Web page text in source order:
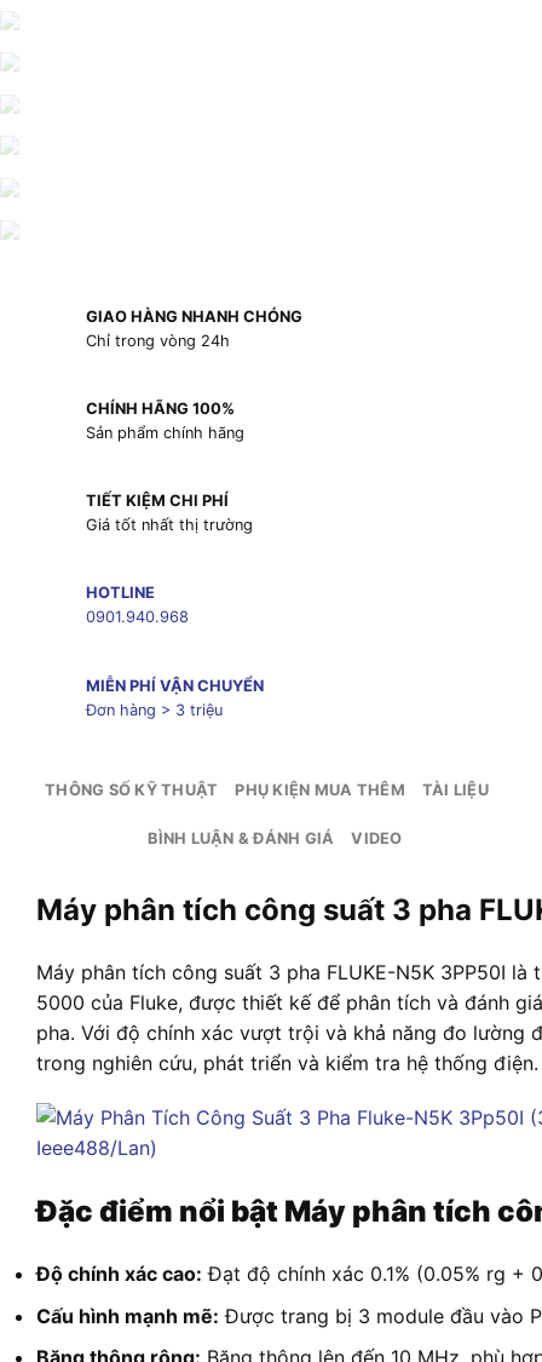
GIAO HÀNG NHANH CHÓNG
Chỉ trong vòng 24h
CHÍNH HÃNG 100%
Sản phẩm chính hãng
TIẾT KIỆM CHI PHÍ
Giá tốt nhất thị trường
HOTLINE
0901.940.968
MIỄN PHÍ VẬN CHUYỂN
Đơn hàng > 3 triệu
THÔNG SỐ KỸ THUẬT PHỤ KIỆN MUA THÊM TÀI LIỆU
BÌNH LUẬN & ĐÁNH GIÁ VIDEO
Máy phân tích công suất 3 pha
Máy phân tích công suất 3 pha FLUKE-N5K 3PP50I
5000 của Fluke, được thiết kế để phân tích và đánh
pha. Với độ chính xác vượt trội và khả năng đo lường
trong nghiên cứu, phát triển và kiểm tra hệ thống điện.
Đặc điểm nổi bật Máy phân tích
Độ chính xác cao: Đạt độ chính xác 0.1% (0.05% rg +
Cấu hình mạnh mẽ: Được trang bị 3 module đầu vào